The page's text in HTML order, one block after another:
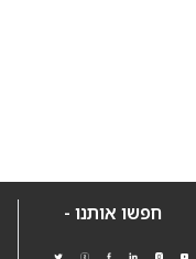
חפשו אותנו -